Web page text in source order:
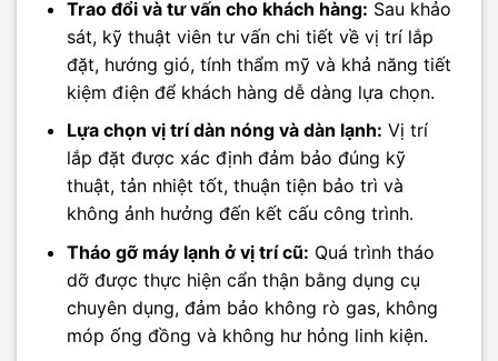
Trao đổi và tư vấn cho khách hàng: Sau khảo
sát, kỹ thuật viên tư vấn chi tiết về vị trí lắp
đặt, hướng gió, tính thẩm mỹ và khả năng tiết
kiệm điện để khách hàng dễ dàng lựa chọn.
Lựa chọn vị trí dàn nóng và dàn lạnh: Vị trí
lắp đặt được xác định đảm bảo đúng kỹ
thuật, tản nhiệt tốt, thuận tiện bảo trì và
không ảnh hưởng đến kết cấu công trình.
Tháo gỡ máy lạnh ở vị trí cũ: Quá trình tháo
dỡ được thực hiện cẩn thận bằng dụng cụ
chuyên dụng, đảm bảo không rò gas, không
móp ống đồng và không hư hỏng linh kiện.